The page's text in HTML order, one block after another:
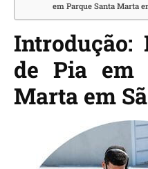
em Parque Santa Marta
Introdução:
de Pia em
Marta em